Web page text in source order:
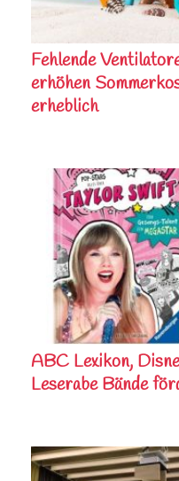
Fehlende
erhöhen
erheblich
ABC Lexikon,
Leserabe Bände